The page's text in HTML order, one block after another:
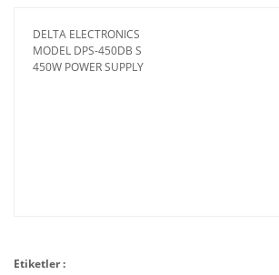
DELTA ELECTRONICS
MODEL DPS-450DB S
450W POWER SUPPLY
Etiketler :